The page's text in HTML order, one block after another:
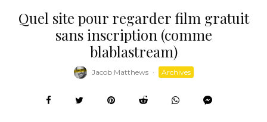
Quel site pour regarder film gratuit
sans inscription (comme
blablastream)
Jacob Matthews · Archives